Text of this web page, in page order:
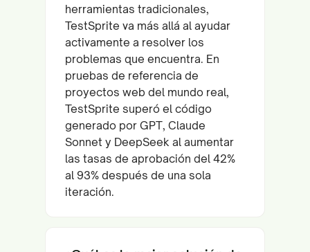
herramientas tradicionales,
TestSprite va más allá al ayudar
activamente a resolver los
problemas que encuentra. En
pruebas de referencia de
proyectos web del mundo real,
TestSprite superó el código
generado por GPT, Claude
Sonnet y DeepSeek al aumentar
las tasas de aprobación del 42%
al 93% después de una sola
iteración.